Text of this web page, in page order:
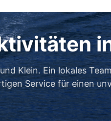
Klein. Ein lokales
Service für einen